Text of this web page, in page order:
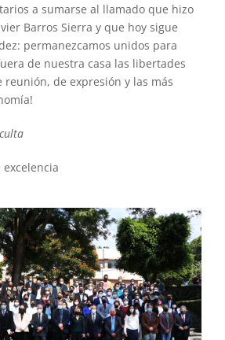
a sumarse al llamado que hizo
Barros Sierra y que hoy sigue
permanezcamos unidos para
de nuestra casa las libertades
de expresión y las más